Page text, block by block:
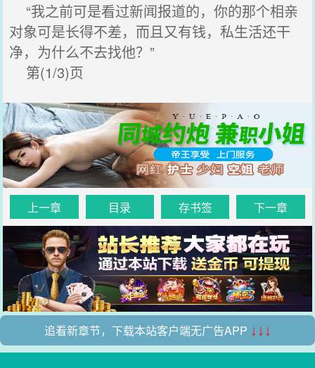
“我之前可是看过新闻报道的，你的那个相亲
对象可是长得不差，而且又有钱，私生活还干
净，为什么不去找他？”
第(1/3)页
上一章 目录 存书签 下一章
追看新章节，下载本站客户端无广告APP ↓↓↓